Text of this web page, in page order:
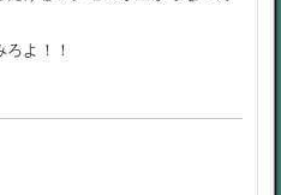
よ！！